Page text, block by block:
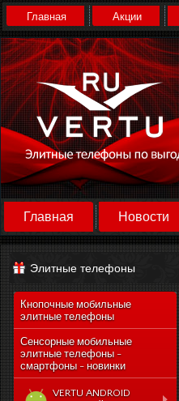
Главная Акции
Главная Новости
Элитные телефоны
Кнопочные мобильные
элитные телефоны
Сенсорные мобильные
элитные телефоны -
смартфоны - новинки
VERTU ANDROID